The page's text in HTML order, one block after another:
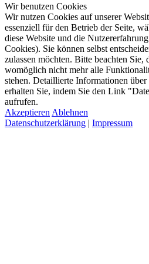
Wir benutzen Cookies
Wir nutzen Cookies auf unserer
essenziell für den Betrieb der Seite,
diese Website und die
Cookies). Sie können selbst
zulassen möchten. Bitte beachten Sie,
womöglich nicht mehr alle
stehen. Detaillierte Informationen
erhalten Sie, indem Sie den Link
aufrufen.
Akzeptieren Ablehnen
Datenschutzerklärung | Impressum